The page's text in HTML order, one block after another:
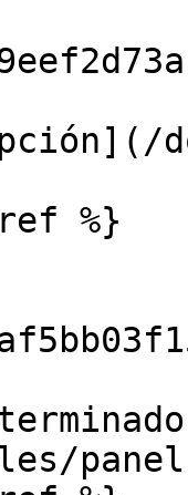
%}